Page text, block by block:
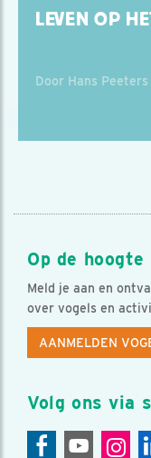
LEVEN OP
Door Hans Peeters
Op de
Meld je aan en
over vogels en
AANMELDEN
Volg ons via